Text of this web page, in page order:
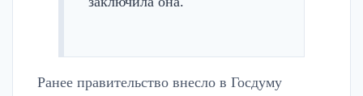
Ранее правительство внесло в Госдуму